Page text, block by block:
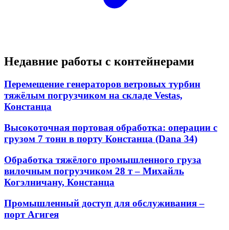
Недавние работы с контейнерами
Перемещение генераторов ветровых турбин
тяжёлым погрузчиком на складе Vestas,
Констанца
Высокоточная портовая обработка: операции с
грузом 7 тонн в порту Констанца (Dana 34)
Обработка тяжёлого промышленного груза
вилочным погрузчиком 28 т – Михайль
Когэлничану, Констанца
Промышленный доступ для обслуживания –
порт Агигея